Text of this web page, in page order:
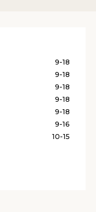
9-18
9-18
9-18
9-18
9-18
9-16
10-15